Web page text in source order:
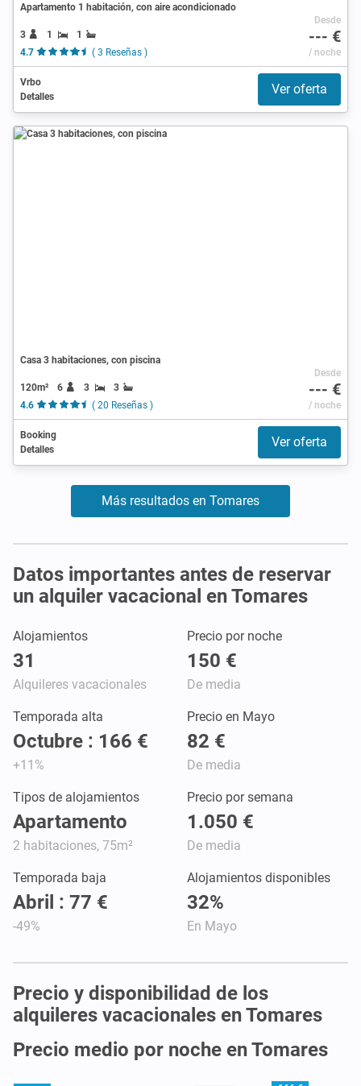
Apartamento 1 habitación, con aire acondicionado
3 1
1
4.7
( 3 Reseñas )
Desde
--- €
/ noche
Vrbo
Detalles
Ver oferta
Casa 3 habitaciones, con piscina
120m² 6 3
3
4.6
( 20 Reseñas )
Desde
--- €
/ noche
Booking
Detalles
Ver oferta
Más resultados en Tomares
Datos importantes antes de reservar
un alquiler vacacional en Tomares
Alojamientos
31
Alquileres vacacionales
Precio por noche
150 €
De media
Temporada alta
Octubre : 166 €
+11%
Precio en Mayo
82 €
De media
Tipos de alojamientos
Apartamento
2 habitaciones, 75m²
Precio por semana
1.050 €
De media
Temporada baja
Abril : 77 €
-49%
Alojamientos disponibles
32%
En Mayo
Precio y disponibilidad de los
alquileres vacacionales en Tomares
Precio medio por noche en Tomares